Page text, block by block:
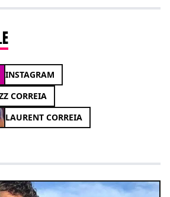
INSTAGRAM
CORREIA
LAURENT CORREIA